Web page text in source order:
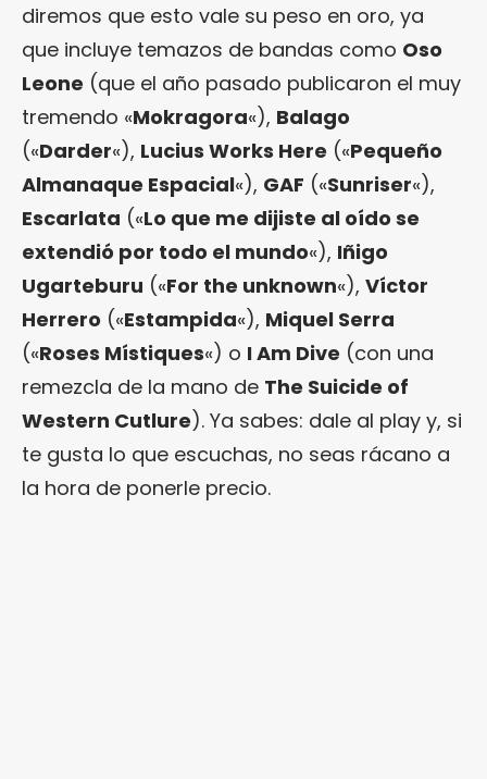
diremos que esto vale su peso en oro, ya
que incluye temazos de bandas como Oso
Leone (que el año pasado publicaron el muy
tremendo «Mokragora«), Balago
(«Darder«), Lucius Works Here («Pequeño
Almanaque Espacial«), GAF («Sunriser«),
Escarlata («Lo que me dijiste al oído se
extendió por todo el mundo«), Iñigo
Ugarteburu («For the unknown«), Víctor
Herrero («Estampida«), Miquel Serra
(«Roses Místiques«) o I Am Dive (con una
remezcla de la mano de The Suicide of
Western Cutlure). Ya sabes: dale al play y, si
te gusta lo que escuchas, no seas rácano a
la hora de ponerle precio.